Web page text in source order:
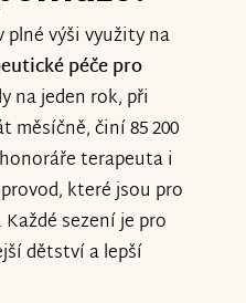
plné výši využity na
péče pro
na jeden rok, při
měsíčně, činí 85 200
terapeuta i
které jsou pro
sezení je pro
dětství a lepší